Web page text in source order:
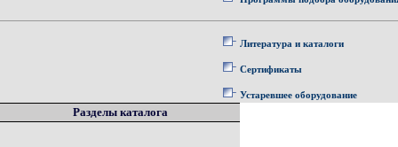
Литература и каталоги
Сертификаты
Устаревшее оборудование
Разделы каталога